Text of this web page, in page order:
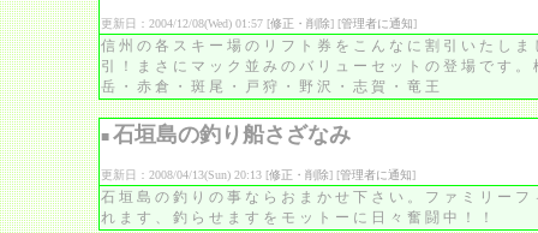
更新日：2004/12/08(Wed) 01:57 [修正・削除] [管理者に通知]
信州の各スキー場のリフト券をこんなに割引いたし
引！まさにマック並みのバリューセットの登場です
岳・赤倉・斑尾・戸狩・野沢・志賀・竜王
■ 石垣島の釣り船さざなみ
更新日：2008/04/13(Sun) 20:13 [修正・削除] [管理者に通知]
石垣島の釣りの事ならおまかせ下さい。ファミリー
れます、釣らせますをモットーに日々奮闘中！！